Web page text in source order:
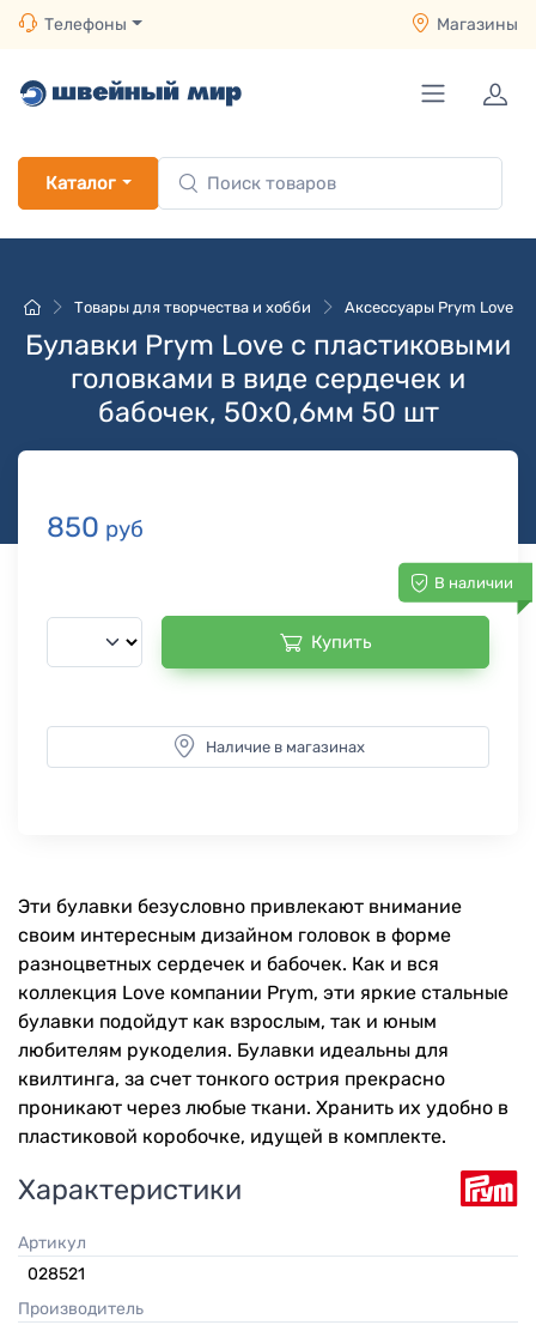
Телефоны Магазины
Каталог
Товары для творчества и хобби Аксессуары Prym Love
Булавки Prym Love с пластиковыми
головками в виде сердечек и
бабочек, 50х0,6мм 50 шт
850 руб
В наличии
Купить
Наличие в магазинах
Эти булавки безусловно привлекают внимание
своим интересным дизайном головок в форме
разноцветных сердечек и бабочек. Как и вся
коллекция Love компании Prym, эти яркие стальные
булавки подойдут как взрослым, так и юным
любителям рукоделия. Булавки идеальны для
квилтинга, за счет тонкого острия прекрасно
проникают через любые ткани. Хранить их удобно в
пластиковой коробочке, идущей в комплекте.
Характеристики
Артикул
028521
Производитель